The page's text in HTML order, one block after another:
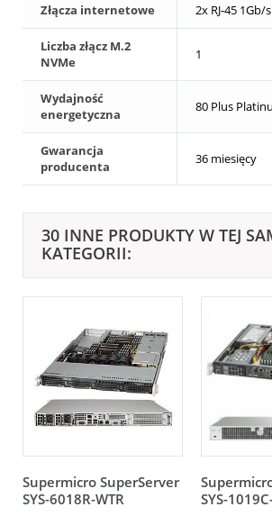
Złącza internetowe 2x RJ-45 1Gb/s
Liczba złącz M.2
NVMe
1
Wydajność
energetyczna
80 Plus
Gwarancja
producenta
36 miesięcy
30 INNE PRODUKTY W TEJ
KATEGORII:
Supermicro SuperServer
SYS-6018R-WTR
SYS-